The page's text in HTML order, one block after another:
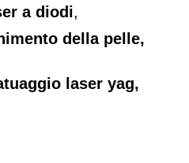
a diodi,
della pelle,
laser yag,